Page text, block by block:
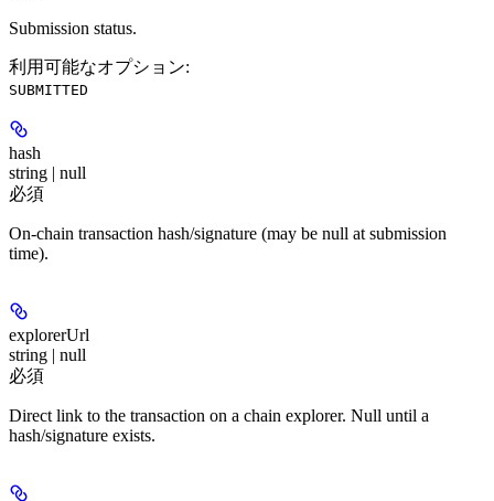
Submission status.
利用可能なオプション:
SUBMITTED
hash
string | null
必須
On-chain transaction hash/signature (may be null at submission
time).
explorerUrl
string | null
必須
Direct link to the transaction on a chain explorer. Null until a
hash/signature exists.